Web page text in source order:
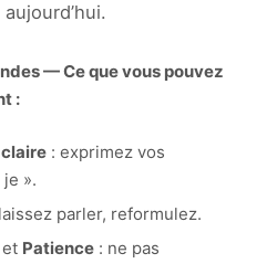
— Ce que vous pouvez
:
: exprimez vos
».
parler, reformulez.
Patience: ne pas